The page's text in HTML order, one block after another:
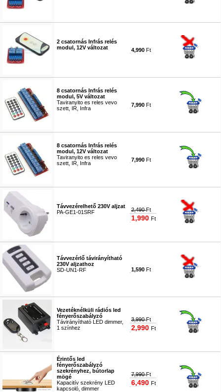
2 csatornás Infrás relés
modul, 12V változat
4,990 Ft
8 csatornás Infrás relés
modul, 5V változat
Taviranyito es reles vevo
szett, IR, Infra
7,990 Ft
8 csatornás Infrás relés
modul, 12V változat
Taviranyito es reles vevo
szett, IR, Infra
7,990 Ft
Távvezérelhető 230V aljzat
PA-GE1-01SRF
2,490Ft
1,990 Ft
Távvezérlő távirányítható
230V aljzathoz
SD-UN1-RF
1,590 Ft
Vezetéknélküli rádiós led
fényerőszabályzó
Távirányítható LED dimmer,
1 színhez
3,990Ft
2,990 Ft
Érintős led
fényerőszabályzó
szekrényhez, bútorlap
mögé
Kapacitív szekrény LED
kapcsoló, dimmer
7,990Ft
6,490 Ft